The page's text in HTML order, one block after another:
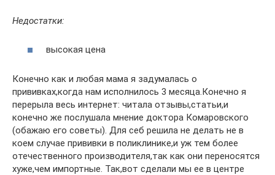
Недостатки:
высокая цена
Конечно как и любая мама я задумалась о
прививках,когда нам исполнилось 3 месяца.Конечно я
перерыла весь интернет: читала отзывы,статьи,и
конечно же послушала мнение доктора Комаровского
(обажаю его советы). Для себ решила не делать не в
коем случае прививки в поликлинике,и уж тем более
отечественного производителя,так как они переносятся
хуже,чем импортные. Так,вот сделали мы ее в центре